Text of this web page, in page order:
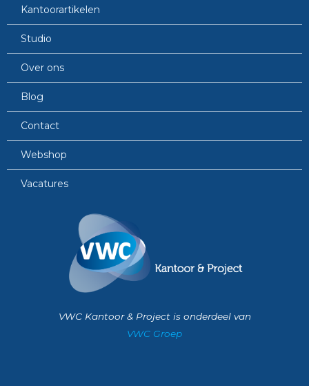
Kantoorartikelen
Studio
Over ons
Blog
Contact
Webshop
Vacatures
VWC Kantoor & Project is onderdeel van
VWC Groep